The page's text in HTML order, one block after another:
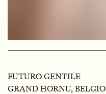
FUTURO GENTILE
GRAND HORNU, BELGIO